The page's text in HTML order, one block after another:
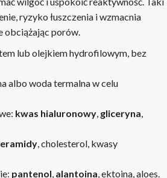
ryzyko łuszczenia i wzmacnia
obciążając porów.
lub olejkiem hydrofilowym, bez
albo woda termalna w celu
kwas hialuronowy, gliceryna,
, cholesterol, kwasy
pantenol, alantoina, ektoina, aloes.